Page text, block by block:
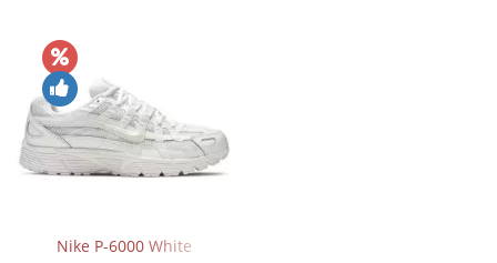
Nike P-6000 White